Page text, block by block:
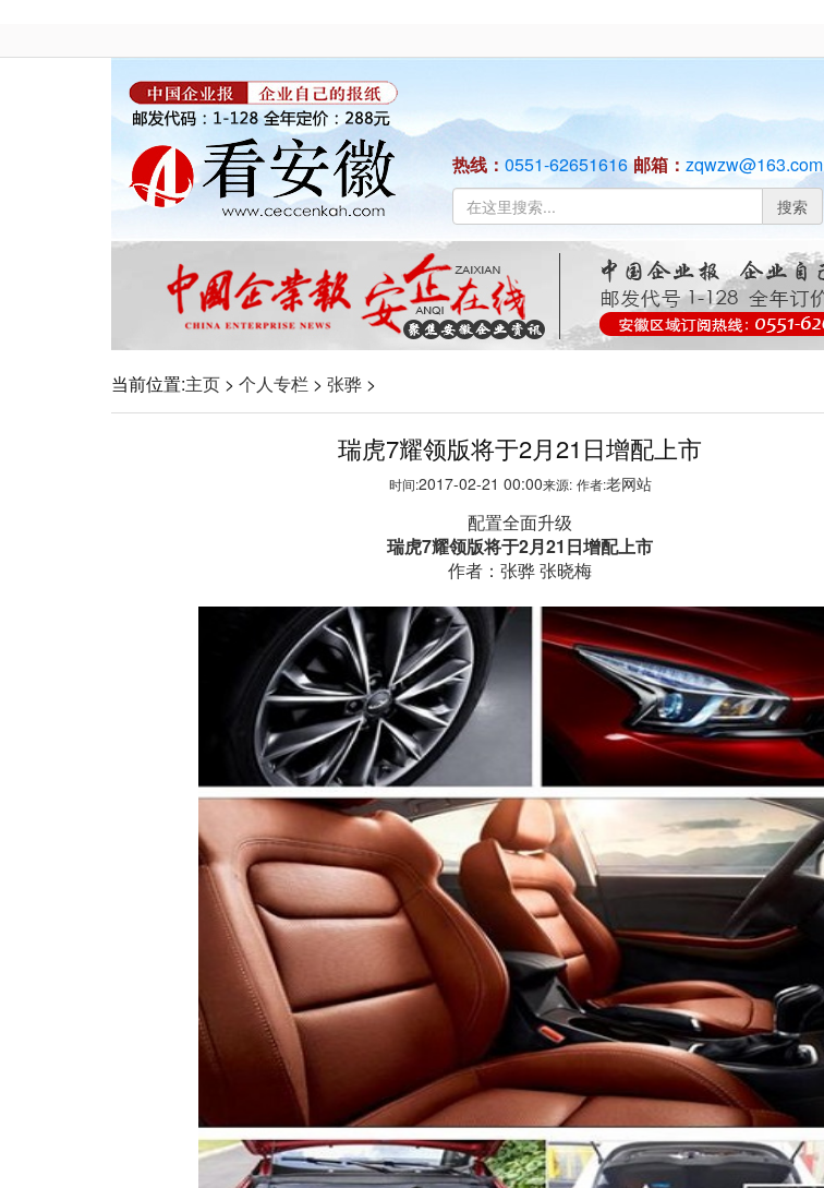
热线： 0551-62651616 邮箱： zqwzw@163.com
搜索
当前位置:主页 > 个人专栏 > 张骅 >
瑞虎7耀领版将于2月21日增配上市
时间:2017-02-21 00:00来源: 作者:老网站
配置全面升级
瑞虎7耀领版将于2月21 日增配上市
作者：张骅 张晓梅